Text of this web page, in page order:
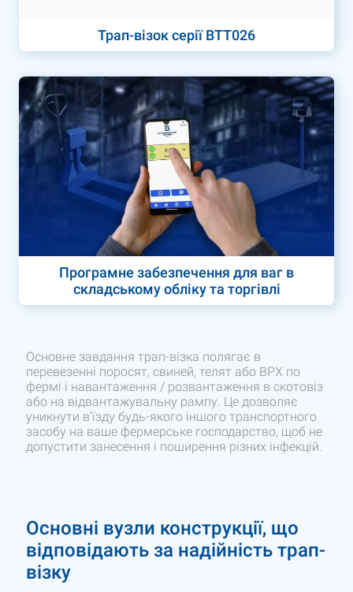
Трап-візок серії ВТТ026
Програмне забезпечення для ваг в
складському обліку та торгівлі
Основне завдання трап-візка полягає в
перевезенні поросят, свиней, телят або ВРХ по
фермі і навантаження / розвантаження в скотовіз
або на відвантажувальну рампу. Це дозволяє
уникнути в'їзду будь-якого іншого транспортного
засобу на ваше фермерське господарство, щоб не
допустити занесення і поширення різних інфекцій.
Основні вузли конструкції, що
відповідають за надійність трап-
візку